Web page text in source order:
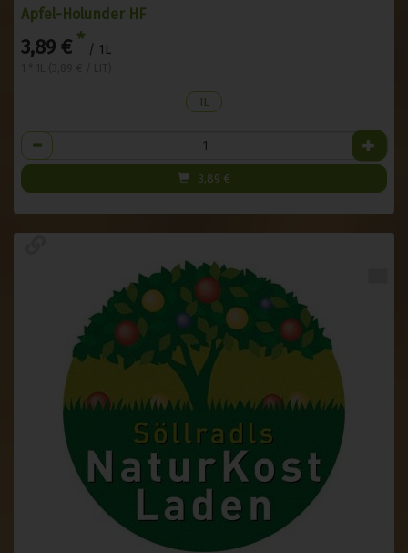
Apfel-Holunder HF
3,89 € * / 1L
1L
Anzahl
3,89 €